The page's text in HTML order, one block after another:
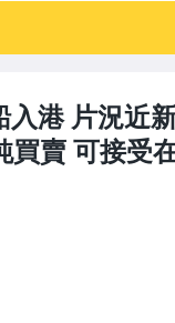
港 片況近
買賣 可接受